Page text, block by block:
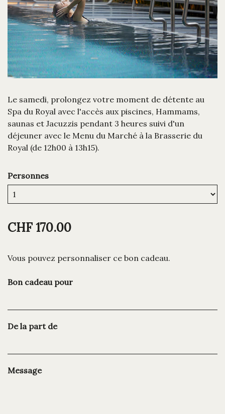
Le samedi, prolongez votre moment de détente au
Spa du Royal avec l'accès aux piscines, Hammams,
saunas et Jacuzzis pendant 3 heures suivi d'un
déjeuner avec le Menu du Marché à la Brasserie du
Royal (de 12h00 à 13h15).
Personnes
CHF 170.00
Vous pouvez personnaliser ce bon cadeau.
Bon cadeau pour
De la part de
Message